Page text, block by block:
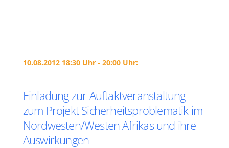
10.08.2012 18:30 Uhr - 20:00 Uhr:
Einladung zur Auftaktveranstaltung
zum Projekt Sicherheitsproblematik im
Nordwesten/Westen Afrikas und ihre
Auswirkungen